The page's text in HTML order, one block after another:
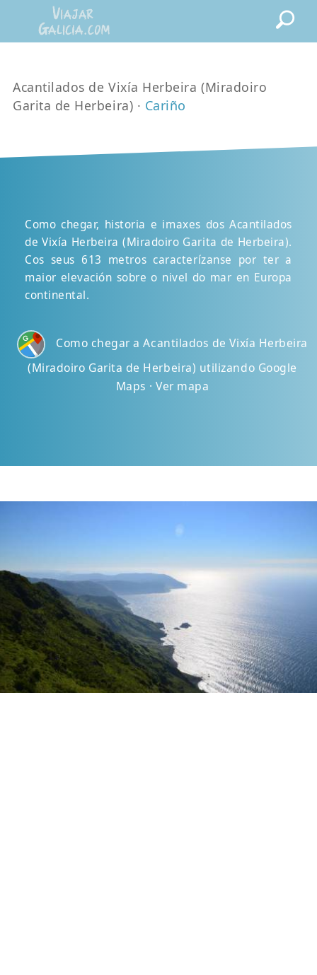
Acantilados de Vixía Herbeira (Miradoiro
Garita de Herbeira) · Cariño
Como chegar, historia e imaxes dos Acantilados
de Vixía Herbeira (Miradoiro Garita de Herbeira).
Cos seus 613 metros caracterízanse por ter a
maior elevación sobre o nivel do mar en Europa
continental.
Como chegar a Acantilados de Vixía Herbeira
(Miradoiro Garita de Herbeira) utilizando Google
Maps · Ver mapa